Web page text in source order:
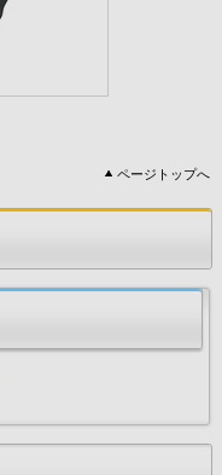
ページトップへ